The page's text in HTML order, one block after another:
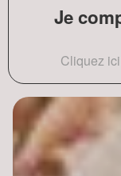
Je
Cliquez